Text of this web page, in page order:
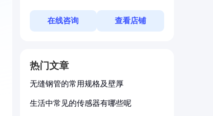
在线咨询 查看店铺
热门文章
无缝钢管的常用规格及壁厚
生活中常见的传感器有哪些呢